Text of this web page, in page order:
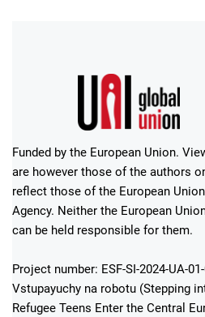
Funded by the European Union.
are however those of the authors
reflect those of the European
Agency. Neither the European
can be held responsible for them.
Project number: ESF-SI-2024-UA-
Vstupayuchy na robotu (Stepping
Refugee Teens Enter the Central